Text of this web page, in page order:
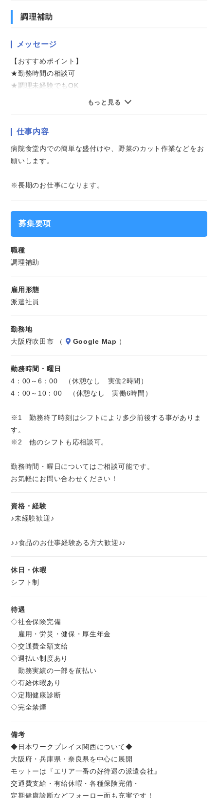
調理補助
メッセージ
【おすすめポイント】
★勤務時間の相談可
★調理未経験でもOK
気になることやご質問はお問い合わせだけも大歓迎☆彡
ご応募心よりお待ちしております（・ω・）ノ
もっと見る
仕事内容
病院食堂内での簡単な盛付けや、野菜のカット作業などをお
願いします。
※長期のお仕事になります。
募集要項
職種
調理補助
雇用形態
派遣社員
勤務地
大阪府吹田市 （
Google Map ）
勤務時間・曜日
4：00～6：00 （休憩なし 実働2時間）
4：00～10：00 （休憩なし 実働6時間）
※1 勤務終了時刻はシフトにより多少前後する事がありま
す。
※2 他のシフトも応相談可。
勤務時間・曜日についてはご相談可能です。
お気軽にお問い合わせください！
資格・経験
♪未経験歓迎♪
♪♪食品のお仕事経験ある方大歓迎♪♪
休日・休暇
シフト制
待遇
◇社会保険完備
雇用・労災・健保・厚生年金
◇交通費全額支給
◇週払い制度あり
勤務実績の一部を前払い
◇有給休暇あり
◇定期健康診断
◇完全禁煙
備考
◆日本ワークプレイス関西について◆
大阪府・兵庫県・奈良県を中心に展開
モットーは『エリア一番の好待遇の派遣会社』
交通費支給・有給休暇・各種保険完備・
定期健康診断などフォーロー面も充実です！